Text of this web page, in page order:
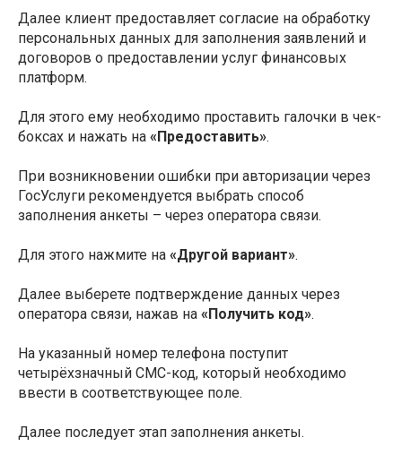
Далее клиент предоставляет согласие на обработку
персональных данных для заполнения заявлений и
договоров о предоставлении услуг финансовых
платформ.
Для этого ему необходимо проставить галочки в чек-
боксах и нажать на «Предоставить».
При возникновении ошибки при авторизации через
ГосУслуги рекомендуется выбрать способ
заполнения анкеты – через оператора связи.
Для этого нажмите на «Другой вариант».
Далее выберете подтверждение данных через
оператора связи, нажав на «Получить код».
На указанный номер телефона поступит
четырёхзначный СМС-код, который необходимо
ввести в соответствующее поле.
Далее последует этап заполнения анкеты.